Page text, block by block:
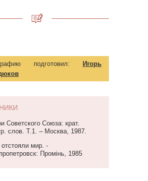
подготовил:
Игорь
Советского Союза: крат.
слов. Т.1. – Москва, 1987.
мир. -
Промiнь, 1985